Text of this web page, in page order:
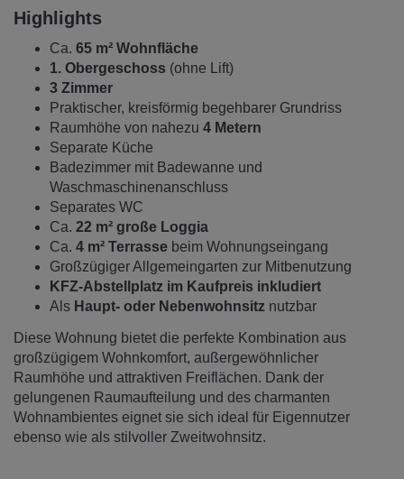
Highlights
Ca. 65 m² Wohnfläche
1. Obergeschoss (ohne Lift)
3 Zimmer
Praktischer, kreisförmig begehbarer Grundriss
Raumhöhe von nahezu 4 Metern
Separate Küche
Badezimmer mit Badewanne und
Waschmaschinenanschluss
Separates WC
Ca. 22 m² große Loggia
Ca. 4 m² Terrasse beim Wohnungseingang
Großzügiger Allgemeingarten zur Mitbenutzung
KFZ-Abstellplatz im Kaufpreis inkludiert
Als Haupt- oder Nebenwohnsitz nutzbar
Diese Wohnung bietet die perfekte Kombination aus
großzügigem Wohnkomfort, außergewöhnlicher
Raumhöhe und attraktiven Freiflächen. Dank der
gelungenen Raumaufteilung und des charmanten
Wohnambientes eignet sie sich ideal für Eigennutzer
ebenso wie als stilvoller Zweitwohnsitz.